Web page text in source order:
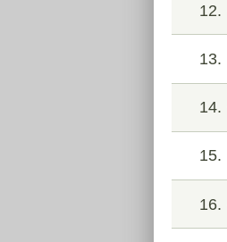
12
13
14
15
16